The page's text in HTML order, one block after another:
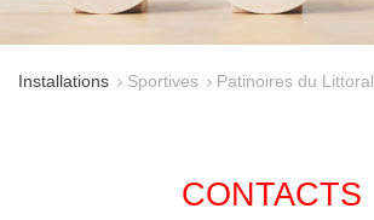
Installations Sportives Patinoires du Littoral
CONTACTS